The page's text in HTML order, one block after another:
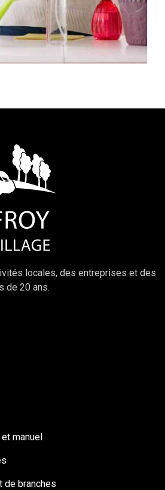
locales, des entreprises et des
de 20 ans.
manuel
de branches